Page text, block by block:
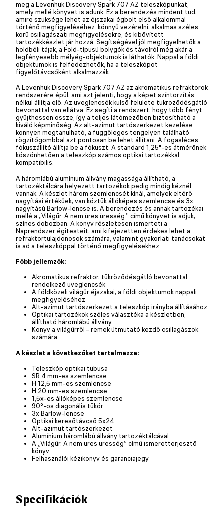
meg a Levenhuk Discovery Spark 707 AZ teleszkópunkat,
amely mellé könyvet is adunk. Ez a berendezés mindent tud,
amire szüksége lehet az éjszakai égbolt első alkalommal
történő megfigyeléséhez: könnyű vezérelni, alkalmas széles
körű csillagászati megfigyelésekre, és kibővített
tartozékkészlet jár hozzá. Segítségével jól megfigyelhetők a
holdbéli tájak, a Föld-típusú bolygók és távolról még akár a
legfényesebb mélyég-objektumok is láthatók. Nappal a földi
objektumok is felfedezhetők, ha a teleszkópot
figyelőtávcsőként alkalmazzák.
A Levenhuk Discovery Spark 707 AZ az akromatikus refraktorok
rendszerére épül, ami azt jelenti, hogy a képet színtorzítás
nélkül állítja elő. Az üveglencsék külső felülete tükröződésgátló
bevonattal van ellátva: Ez segíti a rendszert, hogy több fényt
gyűjthessen össze, így a teljes látómezőben biztosítható a
kiváló képminőség. Az alt-azimut tartószerkezet kezelése
könnyen megtanulható, a függőleges tengelyen található
rögzítőgombbal azt pontosan be lehet állítani. A fogasléces
fókuszállító állítja be a fókuszt. A standard 1,25"-es átmérőnek
köszönhetően a teleszkóp számos optikai tartozékkal
kompatibilis.
A háromlábú alumínium állvány magassága állítható, a
tartozéktálcára helyezett tartozékok pedig mindig kéznél
vannak. A készlet három szemlencsét kínál, amelyek eltérő
nagyítási értékűek; van köztük állóképes szemlencse és 3x
nagyítású Barlow-lencse is. A berendezés és annak tartozékai
mellé a „Világűr. A nem üres üresség.” című könyvet is adjuk,
színes dobozban. A könyv részletesen ismerteti a
Naprendszer égitesteit, ami kifejezetten érdekes lehet a
refraktortulajdonosok számára, valamint gyakorlati tanácsokat
is ad a teleszkóppal történő megfigyelésekhez.
Főbb jellemzők:
Akromatikus refraktor, tükröződésgátló bevonattal
rendelkező üveglencsék
A földközeli világűr éjszakai, a földi objektumok nappali
megfigyeléséhez
Alt-azimut tartószerkezet a teleszkóp irányba állításához
Optikai tartozékok széles választéka a készletben,
állítható háromlábú állvány
Könyv a világűrről – remek útmutató kezdő csillagászok
számára
A készlet a következőket tartalmazza:
Teleszkóp optikai tubusa
SR 4 mm-es szemlencse
H 12,5 mm-es szemlencse
H 20 mm-es szemlencse
1,5x-es állóképes szemlencse
90°-os diagonális tükör
3x Barlow-lencse
Optikai keresőtávcső 5x24
Alt-azimut tartószerkezet
Alumínium háromlábú állvány tartozéktálcával
A „Világűr. A nem üres üresség” című ismeretterjesztő
könyv
Felhasználói kézikönyv és garanciajegy
Specifikációk